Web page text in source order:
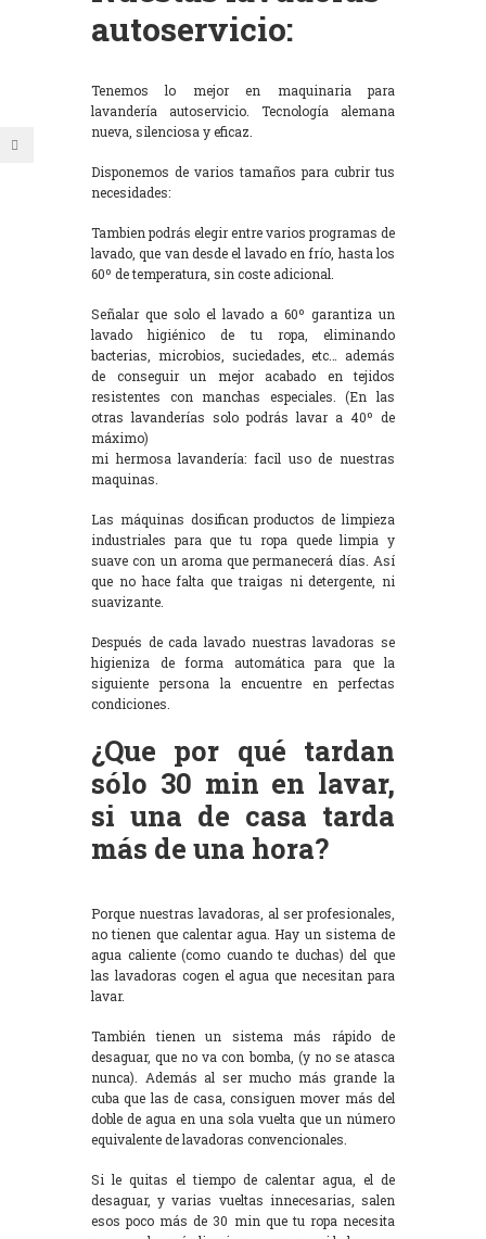
autoservicio:
Tenemos lo mejor en maquinaria para
lavandería autoservicio. Tecnología alemana
nueva, silenciosa y eficaz.
Disponemos de varios tamaños para cubrir tus
necesidades:
Tambien podrás elegir entre varios programas de
lavado, que van desde el lavado en frío, hasta los
60º de temperatura, sin coste adicional.
Señalar que solo el lavado a 60º garantiza un
lavado higiénico de tu ropa, eliminando
bacterias, microbios, suciedades, etc… además
de conseguir un mejor acabado en tejidos
resistentes con manchas especiales. (En las
otras lavanderías solo podrás lavar a 40º de
máximo)
mi hermosa lavandería: facil uso de nuestras
maquinas.
Las máquinas dosifican productos de limpieza
industriales para que tu ropa quede limpia y
suave con un aroma que permanecerá días. Así
que no hace falta que traigas ni detergente, ni
suavizante.
Después de cada lavado nuestras lavadoras se
higieniza de forma automática para que la
siguiente persona la encuentre en perfectas
condiciones.
¿Que por qué tardan
sólo 30 min en lavar,
si una de casa tarda
más de una hora?
Porque nuestras lavadoras, al ser profesionales,
no tienen que calentar agua. Hay un sistema de
agua caliente (como cuando te duchas) del que
las lavadoras cogen el agua que necesitan para
lavar.
También tienen un sistema más rápido de
desaguar, que no va con bomba, (y no se atasca
nunca). Además al ser mucho más grande la
cuba que las de casa, consiguen mover más del
doble de agua en una sola vuelta que un número
equivalente de lavadoras convencionales.
Si le quitas el tiempo de calentar agua, el de
desaguar, y varias vueltas innecesarias, salen
esos poco más de 30 min que tu ropa necesita